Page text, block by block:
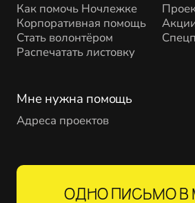
Как помочь Ночлежке
Корпоративная помощь
Стать волонтёром
Распечатать листовку
Мне нужна помощь
Адреса проектов
ОДНО ПИСЬМО В